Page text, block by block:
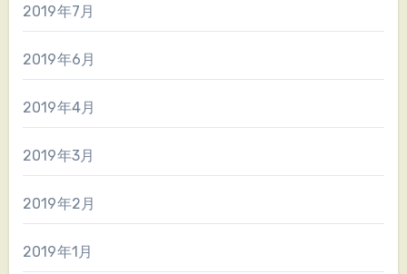
2019年7月
2019年6月
2019年4月
2019年3月
2019年2月
2019年1月